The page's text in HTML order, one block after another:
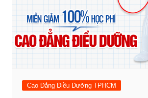
Cao Đẳng Điều Dưỡng TPHCM